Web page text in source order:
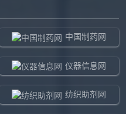
中国制药网
仪器信息网
纺织助剂网